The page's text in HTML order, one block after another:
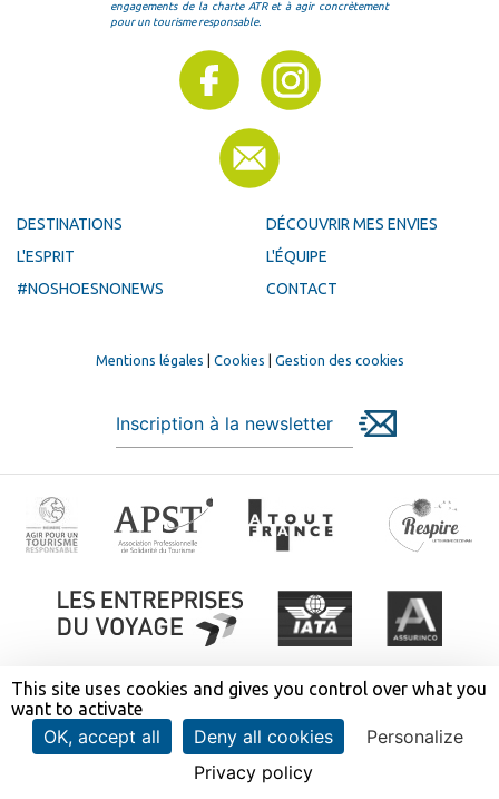
This site uses cookies and gives you control over what you
want to activate
OK, accept all Deny all cookies
Personalize
Privacy policy
engagements de la charte ATR et à agir concrètement
pour un tourisme responsable.
DESTINATIONS
DÉCOUVRIR MES ENVIES
L'ESPRIT
L'ÉQUIPE
#NOSHOESNONEWS
CONTACT
Mentions légales Cookies Gestion des cookies
Découvrez nos voyages :